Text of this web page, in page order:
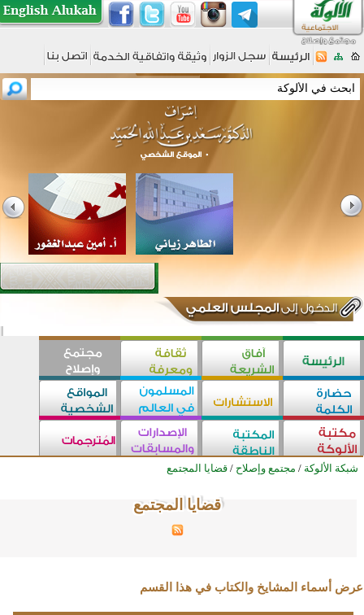
شبكة الألوكة / مجتمع وإصلاح / قضايا المجتمع
قضايا المجتمع
قضايا المجتمع
قضايا المجتمع
قضايا المجتمع
قضايا المجتمع
قضايا المجتمع
قضايا المجتمع
قضايا المجتمع
قضايا المجتمع
قضايا المجتمع
قضايا المجتمع
قضايا المجتمع
قضايا المجتمع
قضايا المجتمع
قضايا المجتمع
قضايا المجتمع
قضايا المجتمع
قضايا المجتمع
قضايا المجتمع
قضايا المجتمع
قضايا المجتمع
قضايا المجتمع
قضايا المجتمع
قضايا المجتمع
قضايا المجتمع
عرض أسماء المشايخ والكتاب في هذا القسم